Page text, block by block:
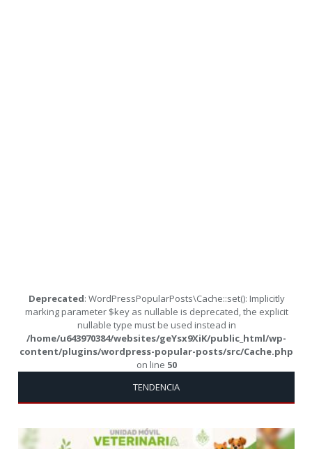
Deprecated: WordPressPopularPosts\Cache::set(): Implicitly
marking parameter $key as nullable is deprecated, the explicit
nullable type must be used instead in
/home/u643970384/websites/geYsx9XiK/public_html/wp-
content/plugins/wordpress-popular-posts/src/Cache.php
on line 50
TENDENCIA